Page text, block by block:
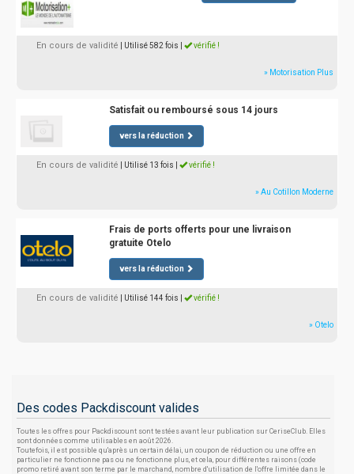
En cours de validité | Utilisé 582 fois vérifié !
» Motorisation Plus
Satisfait ou remboursé sous 14 jours
vers la réduction
En cours de validité | Utilisé 13 fois vérifié !
» Au Cotillon Moderne
Frais de ports offerts pour une livraison
gratuite Otelo
vers la réduction
En cours de validité | Utilisé 144 fois vérifié !
» Otelo
Des codes Packdiscount valides
Toutes les offres pour Packdiscount sont testées avant leur publication sur CeriseClub. Elles
sont données comme utilisables en août 2026.
Toutefois, il est possible qu'après un certain délai, un coupon de réduction ou une offre en
particulier ne fonctionne pas ou ne fonctionne plus, et cela, pour différentes raisons (code
promo retiré avant son terme par le marchand, nombre d'utilisation de l'offre limitée dans le